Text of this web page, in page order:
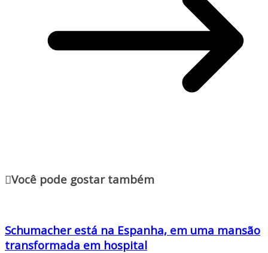
Você pode gostar também
Schumacher está na Espanha, em uma mansão
transformada em hospital